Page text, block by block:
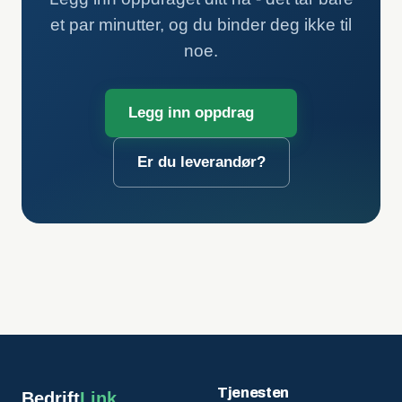
et par minutter, og du binder deg ikke til
noe.
Legg inn oppdrag
Er du leverandør?
Tjenesten